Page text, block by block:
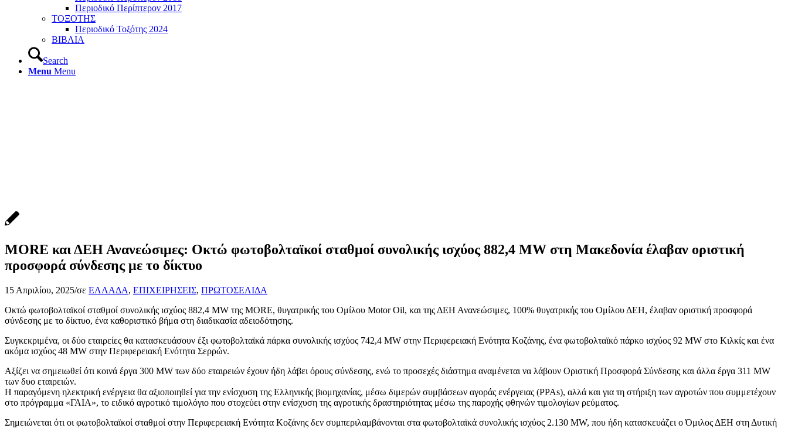
Περιοδικό Περίπτερον 2017
ΤΟΞΟΤΗΣ
Περιοδικό Τοξότης 2024
ΒΙΒΛΙΑ
Search
Menu Menu
MORE και ΔΕΗ Ανανεώσιμες: Οκτώ φωτοβολταϊκοί σταθμοί συνολικής ισχύος 882,4 MW στη Μακεδονία έλαβαν οριστική
προσφορά σύνδεσης με το δίκτυο
15 Απριλίου, 2025/σε ΕΛΛΑΔΑ, ΕΠΙΧΕΙΡΗΣΕΙΣ, ΠΡΩΤΟΣΕΛΙΔΑ
Οκτώ φωτοβολταϊκοί σταθμοί συνολικής ισχύος 882,4 MW της MORE, θυγατρικής του Ομίλου Motor Oil, και της ΔΕΗ Ανανεώσιμες, 100% θυγατρικής του Ομίλου ΔΕΗ, έλαβαν οριστική προσφορά
σύνδεσης με το δίκτυο, ένα καθοριστικό βήμα στη διαδικασία αδειοδότησης.
Συγκεκριμένα, οι δύο εταιρείες θα κατασκευάσουν έξι φωτοβολταϊκά πάρκα συνολικής ισχύος 742,4 MW στην Περιφερειακή Ενότητα Κοζάνης, ένα φωτοβολταϊκό πάρκο ισχύος 92 MW στο Κιλκίς και ένα
ακόμα ισχύος 48 MW στην Περιφερειακή Ενότητα Σερρών.
Αξίζει να σημειωθεί ότι κοινά έργα 300 MW των δύο εταιρειών έχουν ήδη λάβει όρους σύνδεσης, ενώ το προσεχές διάστημα αναμένεται να λάβουν Οριστική Προσφορά Σύνδεσης και άλλα έργα 311 MW
των δυο εταιρειών.
Η παραγόμενη ηλεκτρική ενέργεια θα αξιοποιηθεί για την ενίσχυση της Ελληνικής βιομηχανίας, μέσω διμερών συμβάσεων αγοράς ενέργειας (PPAs), αλλά και για τη στήριξη των αγροτών που συμμετέχουν
στο πρόγραμμα «ΓΑΙΑ», το ειδικό αγροτικό τιμολόγιο που στοχεύει στην ενίσχυση της αγροτικής δραστηριότητας μέσω της παροχής φθηνών τιμολογίων ρεύματος.
Σημειώνεται ότι οι φωτοβολταϊκοί σταθμοί στην Περιφερειακή Ενότητα Κοζάνης δεν συμπεριλαμβάνονται στα φωτοβολταϊκά συνολικής ισχύος 2.130 MW, που ήδη κατασκευάζει ο Όμιλος ΔΕΗ στη Δυτική